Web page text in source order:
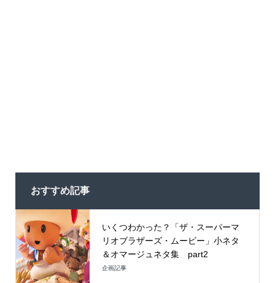
おすすめ記事
いくつわかった？「ザ・スーパーマ
リオブラザーズ・ムービー」小ネタ
＆オマージュネタ集 part2
企画記事